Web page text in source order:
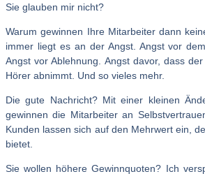
Sie glauben mir nicht?
Warum gewinnen Ihre Mitarbeiter dann
immer liegt es an der Angst. Angst vor
Angst vor Ablehnung. Angst davor, dass
Hörer abnimmt. Und so vieles mehr.
Die gute Nachricht? Mit einer kleinen
gewinnen die Mitarbeiter an
Kunden lassen sich auf den Mehrwert ein,
bietet.
Sie wollen höhere Gewinnquoten? Ich